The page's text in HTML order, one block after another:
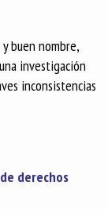
buen nombre,
investigación
inconsistencias
derechos